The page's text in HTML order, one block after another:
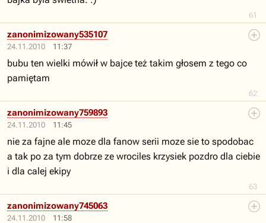
61
24.11.2010 11:37
62
zanonimizowany535107
bubu ten wielki mówił w bajce też takim głosem z tego co
pamiętam
24.11.2010 11:45
63
zanonimizowany759893
nie za fajne ale moze dla fanow serii moze sie to spodobac
a tak po za tym dobrze ze wrociles krzysiek pozdro dla ciebie
i dla calej ekipy
24.11.2010 11:58
zanonimizowany745063